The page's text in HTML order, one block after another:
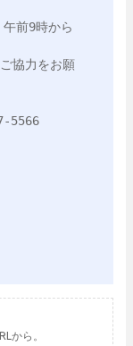
前9時から
協力をお願
5566
から。